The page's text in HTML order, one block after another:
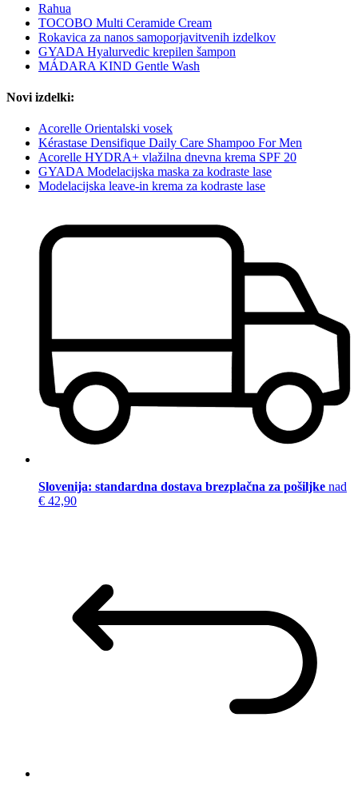
Rahua
TOCOBO Multi Ceramide Cream
Rokavica za nanos samoporjavitvenih izdelkov
GYADA Hyalurvedic krepilen šampon
MÁDARA KIND Gentle Wash
Novi izdelki:
Acorelle Orientalski vosek
Kérastase Densifique Daily Care Shampoo For Men
Acorelle HYDRA+ vlažilna dnevna krema SPF 20
GYADA Modelacijska maska za kodraste lase
Modelacijska leave-in krema za kodraste lase
Slovenija: standardna dostava brezplačna za pošiljke nad
€ 42,90